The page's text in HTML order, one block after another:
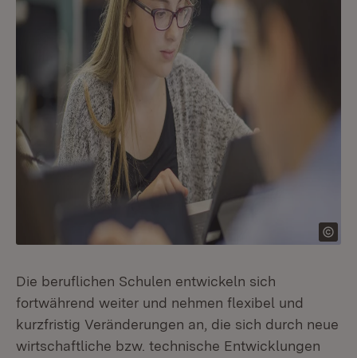
Die beruflichen Schulen entwickeln sich
fortwährend weiter und nehmen flexibel und
kurzfristig Veränderungen an, die sich durch neue
wirtschaftliche bzw. technische Entwicklungen